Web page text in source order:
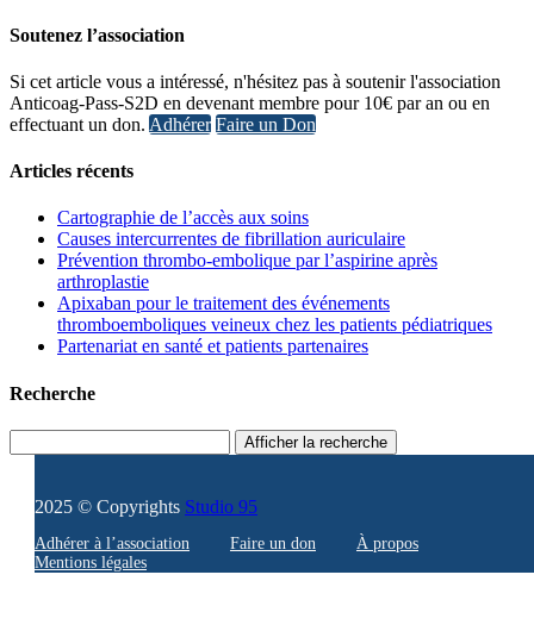
Soutenez l’association
Si cet article vous a intéressé, n'hésitez pas à soutenir l'association
Anticoag-Pass-S2D en devenant membre pour 10€ par an ou en
effectuant un don. Adhérer Faire un Don
Articles récents
Cartographie de l’accès aux soins
Causes intercurrentes de fibrillation auriculaire
Prévention thrombo-embolique par l’aspirine après
arthroplastie
Apixaban pour le traitement des événements
thromboemboliques veineux chez les patients pédiatriques
Partenariat en santé et patients partenaires
Recherche
Afficher la recherche
2025 © Copyrights Studio 95
Adhérer à l’association Faire un don
À propos
Mentions légales